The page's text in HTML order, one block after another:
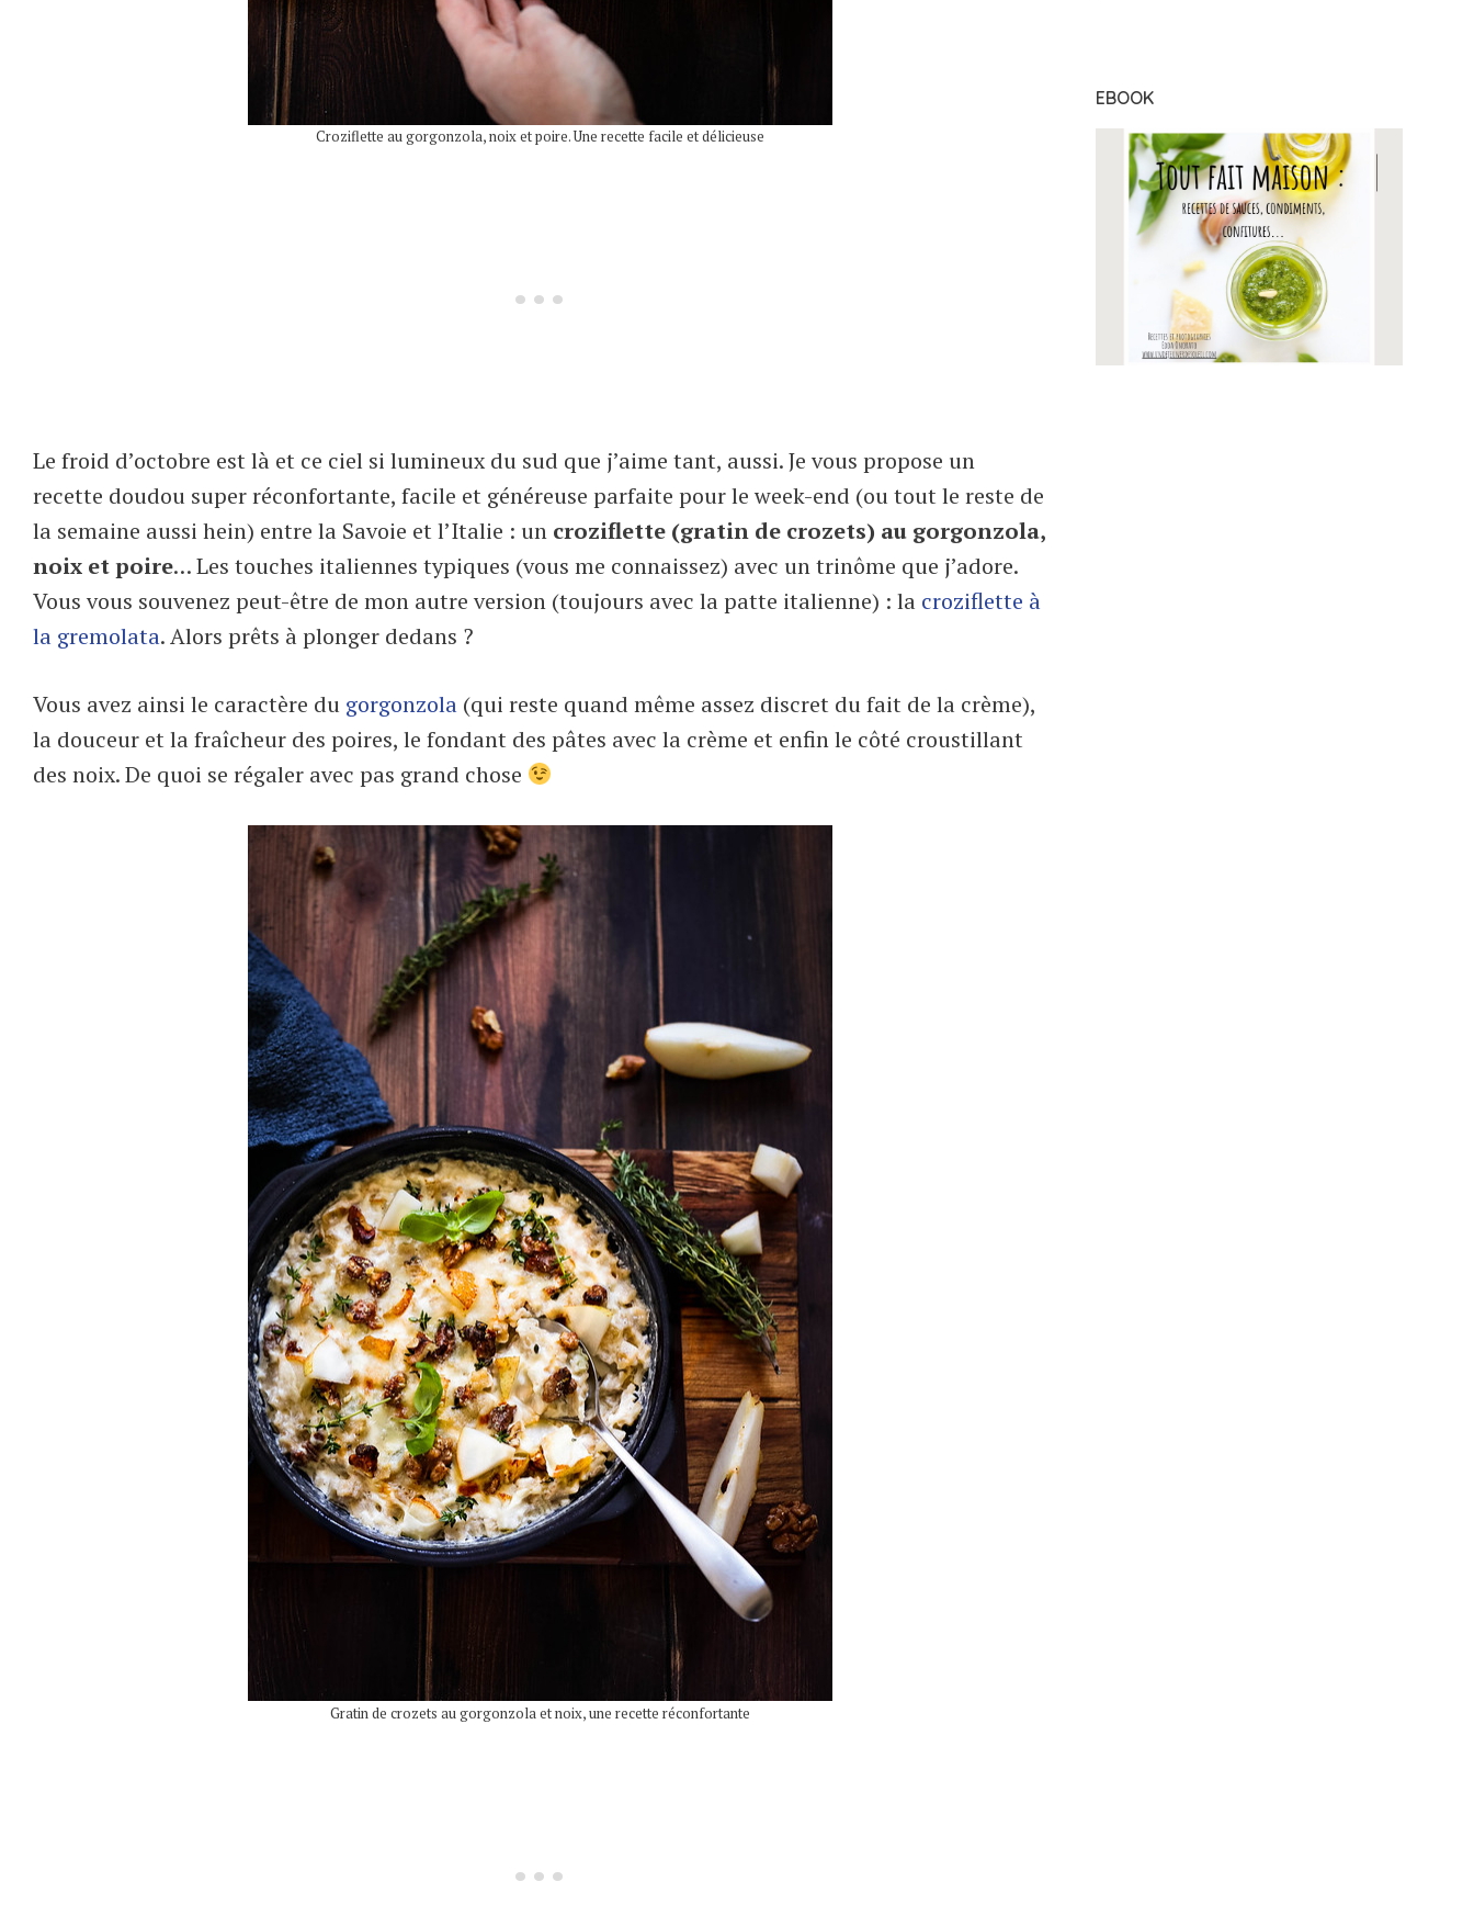
Croziflette au gorgonzola, noix et poire. Une recette facile et délicieuse
Le froid d’octobre est là et ce ciel si lumineux du sud que j’aime tant, aussi. Je vous propose un
recette doudou super réconfortante, facile et généreuse parfaite pour le week-end (ou tout le reste de
la semaine aussi hein) entre la Savoie et l’Italie : un croziflette (gratin de crozets) au gorgonzola,
noix et poire… Les touches italiennes typiques (vous me connaissez) avec un trinôme que j’adore.
Vous vous souvenez peut-être de mon autre version (toujours avec la patte italienne) : la croziflette à
la gremolata. Alors prêts à plonger dedans ?
Vous avez ainsi le caractère du gorgonzola (qui reste quand même assez discret du fait de la crème),
la douceur et la fraîcheur des poires, le fondant des pâtes avec la crème et enfin le côté croustillant
des noix. De quoi se régaler avec pas grand chose
Gratin de crozets au gorgonzola et noix, une recette réconfortante
EBOOK